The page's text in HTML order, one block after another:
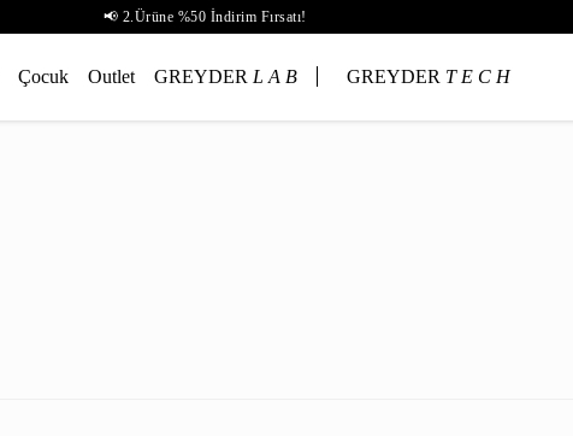
📢 2.Ürüne %50 İndirim Fırsatı!
Çocuk Outlet GREYDER L A B GREYDER T E C H